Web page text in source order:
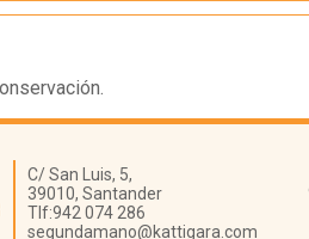
C/ San Luis, 5,
39010, Santander
Tlf:942 074 286
segundamano@kattigara.com